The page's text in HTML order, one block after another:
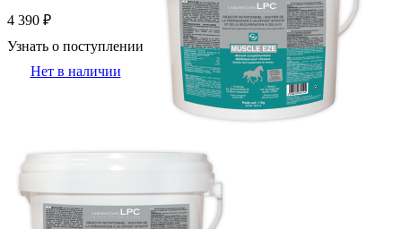
4 390 ₽
Узнать о поступлении
Нет в наличии